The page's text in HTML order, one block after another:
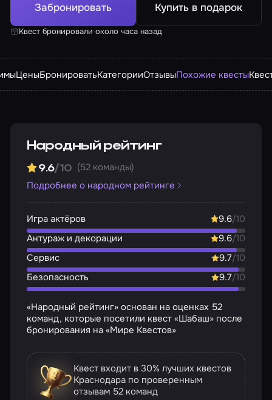
Забронировать Купить в подарок
Квест бронировали около часа назад
ЦеныБронироватьКатегорииОтзывыПохожие квесты
Народный рейтинг
9.6/10 (52 команды)
Подробнее о народном рейтинге
Игра актёров 9.6/10
Антураж и декорации
9.6/10
Сервис
9.7/10
Безопасность
9.7/10
«Народный рейтинг» основан на оценках 52
команд, которые посетили квест «Шабаш» после
бронирования на «Мире Квестов»
Квест входит в 30% лучших квестов
Краснодара по проверенным
отзывам 52 команд